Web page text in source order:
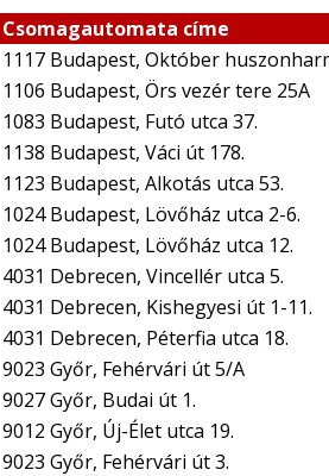
Csomagautomata címe
1117 Budapest, Október
1106 Budapest, Örs vezér tere 25A
1083 Budapest, Futó utca 37.
1138 Budapest, Váci út 178.
1123 Budapest, Alkotás utca 53.
1024 Budapest, Lövőház utca 2-6.
1024 Budapest, Lövőház utca 12.
4031 Debrecen, Vincellér utca 5.
4031 Debrecen, Kishegyesi út 1-11.
4031 Debrecen, Péterfia utca 18.
9023 Győr, Fehérvári út 5/A
9027 Győr, Budai út 1.
9012 Győr, Új-Élet utca 19.
9023 Győr, Fehérvári út 3.